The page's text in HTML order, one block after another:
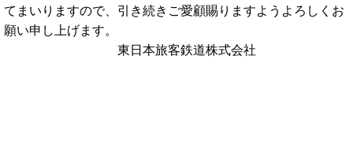
てまいりますので、引き続きご愛顧賜りますようよろしくお
願い申し上げます。
東日本旅客鉄道株式会社